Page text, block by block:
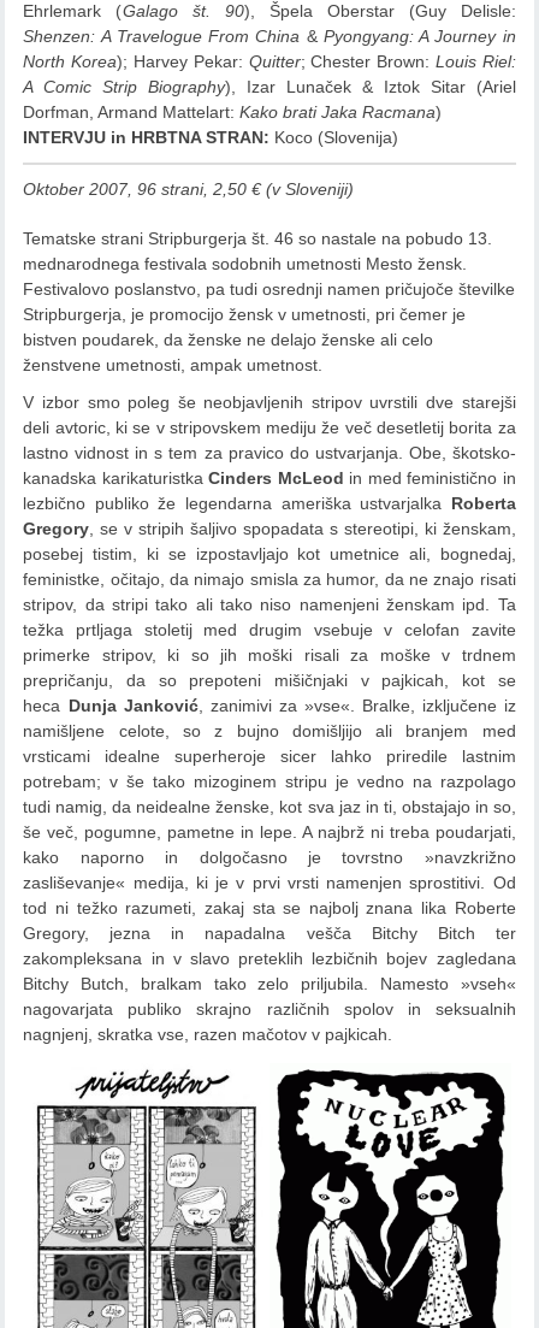
Ehrlemark (Galago št. 90), Špela Oberstar (Guy Delisle:
Shenzen: A Travelogue From China & Pyongyang: A Journey in
North Korea); Harvey Pekar: Quitter; Chester Brown: Louis Riel:
A Comic Strip Biography), Izar Lunaček & Iztok Sitar (Ariel
Dorfman, Armand Mattelart:Kako brati Jaka Racmana)
INTERVJU in HRBTNA STRAN: Koco (Slovenija)
Oktober 2007, 96 strani, 2,50 € (v Sloveniji)
Tematske strani Stripburgerja št. 46 so nastale na pobudo 13.
mednarodnega festivala sodobnih umetnosti Mesto žensk.
Festivalovo poslanstvo, pa tudi osrednji namen pričujoče številke
Stripburgerja, je promocijo žensk v umetnosti, pri čemer je
bistven poudarek, da ženske ne delajo ženske ali celo
ženstvene umetnosti, ampak umetnost.
V izbor smo poleg še neobjavljenih stripov uvrstili dve starejši
deli avtoric, ki se v stripovskem mediju že več desetletij borita za
lastno vidnost in s tem za pravico do ustvarjanja. Obe, škotsko-
kanadska karikaturistkaCinders McLeod in med feministično in
lezbično publiko že legendarna ameriška ustvarjalka Roberta
Gregory, se v stripih šaljivo spopadata s stereotipi, ki ženskam,
posebej tistim, ki se izpostavljajo kot umetnice ali, bognedaj,
feministke, očitajo, da nimajo smisla za humor, da ne znajo risati
stripov, da stripi tako ali tako niso namenjeni ženskam ipd. Ta
težka prtljaga stoletij med drugim vsebuje v celofan zavite
primerke stripov, ki so jih moški risali za moške v trdnem
prepričanju, da so prepoteni mišičnjaki v pajkicah, kot se
heca Dunja Janković, zanimivi za »vse«. Bralke, izključene iz
namišljene celote, so z bujno domišljijo ali branjem med
vrsticami idealne superheroje sicer lahko priredile lastnim
potrebam; v še tako mizoginem stripu je vedno na razpolago
tudi namig, da neidealne ženske, kot sva jaz in ti, obstajajo in so,
še več, pogumne, pametne in lepe. A najbrž ni treba poudarjati,
kako naporno in dolgočasno je tovrstno »navzkrižno
zasliševanje« medija, ki je v prvi vrsti namenjen sprostitivi. Od
tod ni težko razumeti, zakaj sta se najbolj znana lika Roberte
Gregory, jezna in napadalna vešča Bitchy Bitch ter
zakompleksana in v slavo preteklih lezbičnih bojev zagledana
Bitchy Butch, bralkam tako zelo priljubila. Namesto »vseh«
nagovarjata publiko skrajno različnih spolov in seksualnih
nagnjenj, skratka vse, razen mačotov v pajkicah.